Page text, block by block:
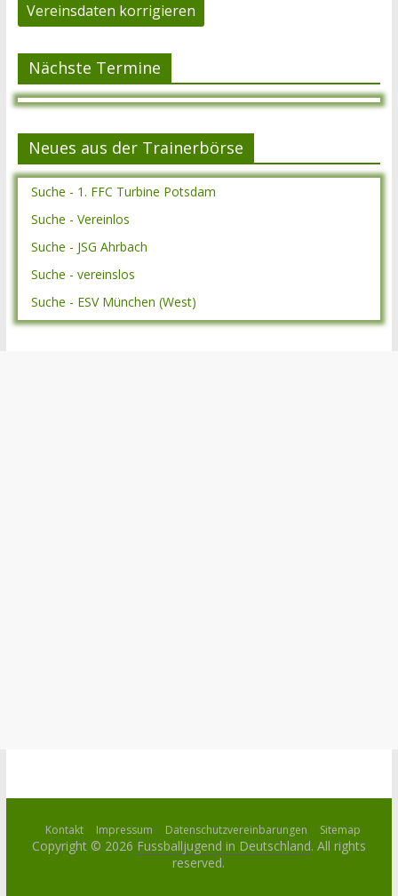
Vereinsdaten korrigieren
Nächste Termine
Neues aus der Trainerbörse
Suche - 1. FFC Turbine Potsdam
Suche - Vereinlos
Suche - JSG Ahrbach
Suche - vereinslos
Suche - ESV München (West)
Kontakt Impressum Datenschutzvereinbarungen Sitemap
Copyright © 2026 Fussballjugend in Deutschland. All rights
reserved.